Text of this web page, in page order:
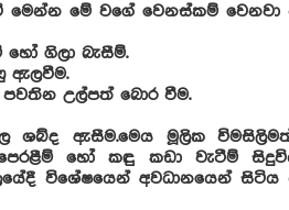
මෙන්න මේ වගේ වෙනස්කම් වෙනවා
ගිලා බැසීම්.
ඇලවීම.
උල්පත් බොර වීම.
ශබ්ද ඇසීම.මෙය මූලික
හෝ කඳු කඩා වැටීම්
විශේෂයෙන් අවධානයෙන්